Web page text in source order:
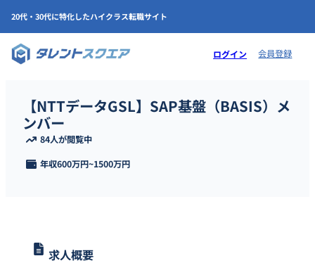
20代・30代に特化したハイクラス転職サイト
ログイン 会員登録
【NTTデータGSL】SAP基盤（BASIS）メ
ンバー
84人が閲覧中
年収600万円~1500万円
求人概要